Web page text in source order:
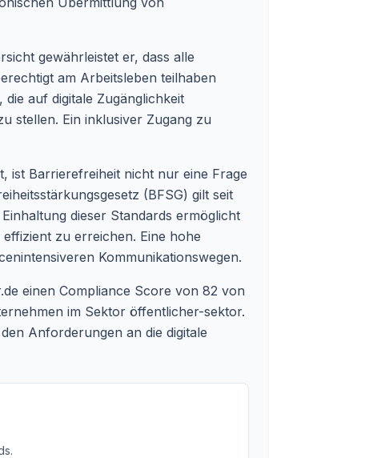
gewährleistet er, dass alle
am Arbeitsleben teilhaben
auf digitale Zugänglichkeit
stellen. Ein inklusiver Zugang zu
ist Barrierefreiheit nicht nur eine Frage
(BFSG) gilt seit
dieser Standards ermöglicht
zu erreichen. Eine hohe
Kommunikationswegen.
einen Compliance Score von 82 von
im Sektor öffentlicher-sektor.
Anforderungen an die digitale
.